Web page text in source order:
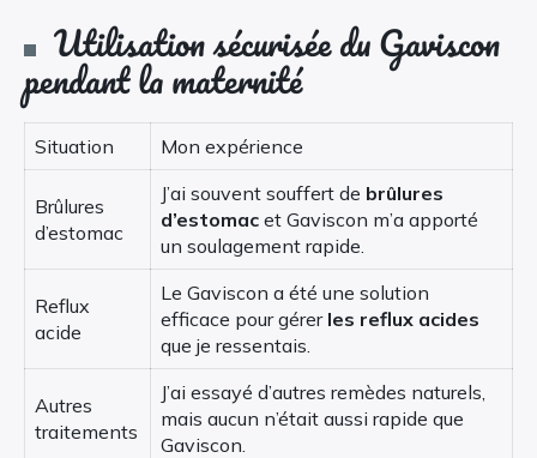
Utilisation sécurisée du Gaviscon
pendant la maternité
Situation Mon expérience
Brûlures
d’estomac
J’ai souvent souffert de brûlures
d’estomac et Gaviscon m’a apporté
un soulagement rapide.
Reflux
acide
Le Gaviscon a été une solution
efficace pour gérer les reflux acides
que je ressentais.
Autres
traitements
J’ai essayé d’autres remèdes naturels,
mais aucun n’était aussi rapide que
Gaviscon.